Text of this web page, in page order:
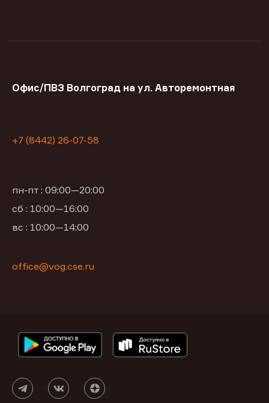
Офис/ПВЗ Волгоград на ул. Авторемонтная
+7 (8442) 26-07-58
пн-пт : 09:00—20:00
сб : 10:00—16:00
вс : 10:00—14:00
office@vog.cse.ru